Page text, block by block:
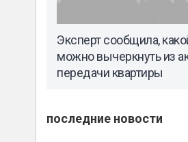
Эксперт сообщила,
можно вычеркнуть из
передачи квартиры
последние новости